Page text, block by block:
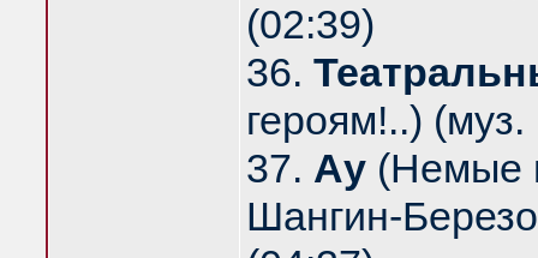
(02:39)
36.
героям!..)
37. Ау (Немые
Шангин-